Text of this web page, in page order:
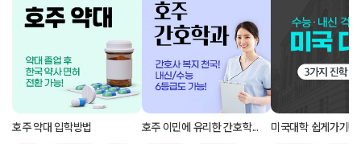
호주 약대 입학방법 호주 이민에 유리한 간호학... 미국대학 쉽게가기!